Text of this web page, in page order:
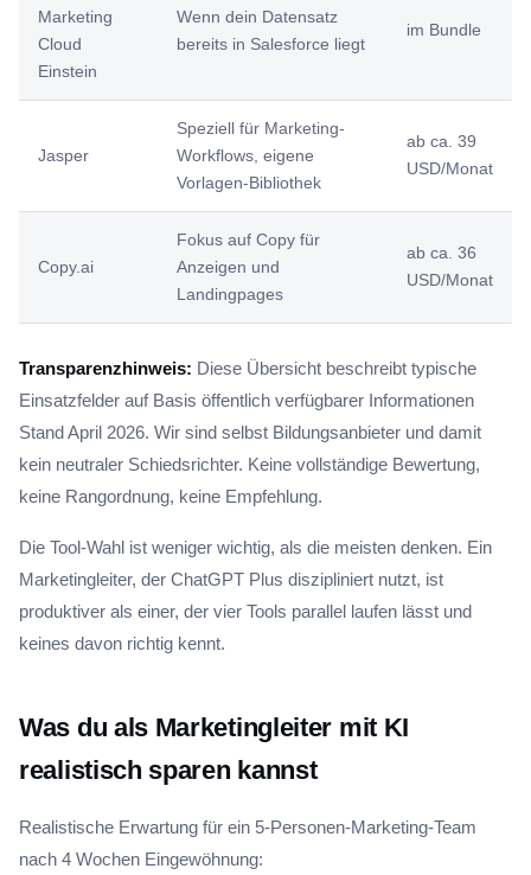
Marketing
Cloud
Einstein
Wenn dein Datensatz
bereits in Salesforce liegt
im Bundle
Jasper
Speziell für Marketing-
Workflows, eigene
Vorlagen-Bibliothek
ab ca. 39
USD/Monat
Copy.ai
Fokus auf Copy für
Anzeigen und
Landingpages
ab ca. 36
USD/Monat
Transparenzhinweis: Diese Übersicht beschreibt typische
Einsatzfelder auf Basis öffentlich verfügbarer Informationen
Stand April 2026. Wir sind selbst Bildungsanbieter und damit
kein neutraler Schiedsrichter. Keine vollständige Bewertung,
keine Rangordnung, keine Empfehlung.
Die Tool-Wahl ist weniger wichtig, als die meisten denken. Ein
Marketingleiter, der ChatGPT Plus diszipliniert nutzt, ist
produktiver als einer, der vier Tools parallel laufen lässt und
keines davon richtig kennt.
Was du als Marketingleiter mit KI
realistisch sparen kannst
Realistische Erwartung für ein 5-Personen-Marketing-Team
nach 4 Wochen Eingewöhnung: